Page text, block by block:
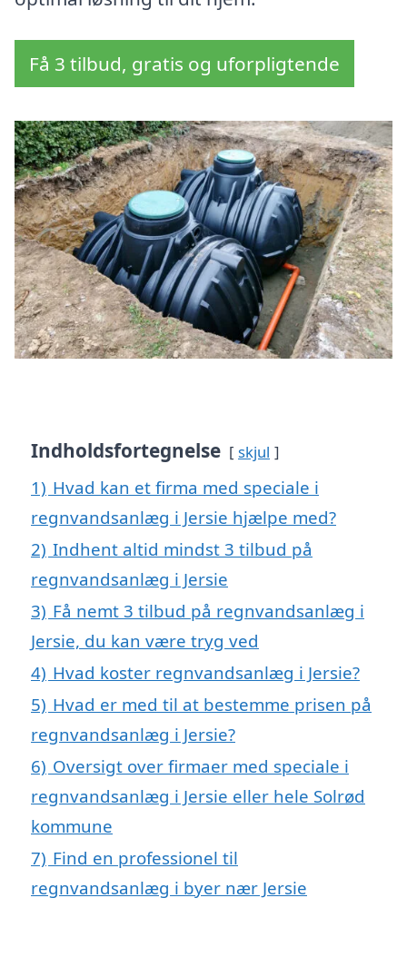
Få 3 tilbud, gratis og uforpligtende
Indholdsfortegnelse skjul
1) Hvad kan et firma med speciale i
regnvandsanlæg i Jersie hjælpe med?
2) Indhent altid mindst 3 tilbud på
regnvandsanlæg i Jersie
3) Få nemt 3 tilbud på regnvandsanlæg i
Jersie, du kan være tryg ved
4) Hvad koster regnvandsanlæg i Jersie?
5) Hvad er med til at bestemme prisen på
regnvandsanlæg i Jersie?
6) Oversigt over firmaer med speciale i
regnvandsanlæg i Jersie eller hele Solrød
kommune
7) Find en professionel til
regnvandsanlæg i byer nær Jersie